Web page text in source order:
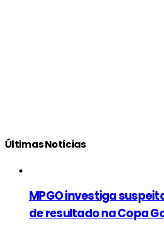
Últimas Notícias
MPGO investiga
de resultado na Copa